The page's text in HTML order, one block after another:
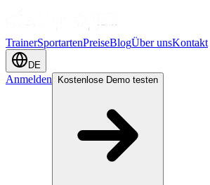
TrainerSportartenPreiseBlogÜber unsKontakt
DE
Anmelden Kostenlose Demo testen